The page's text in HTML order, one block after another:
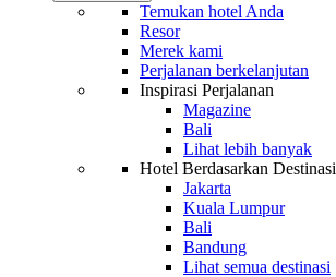
Temukan hotel Anda
Resor
Merek kami
Perjalanan berkelanjutan
Inspirasi Perjalanan
Magazine
Bali
Lihat lebih banyak
Hotel Berdasarkan Destinasi
Jakarta
Kuala Lumpur
Bali
Bandung
Lihat semua destinasi